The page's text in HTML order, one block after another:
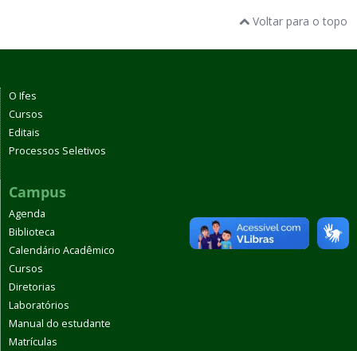
Voltar para o topo
O Ifes
Cursos
Editais
Processos Seletivos
Campus
Agenda
Biblioteca
Calendário Acadêmico
Cursos
Diretorias
Laboratórios
Manual do estudante
Matrículas